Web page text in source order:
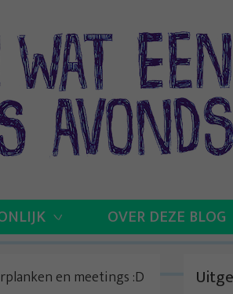
OVER DEZE BLOG
en meetings :D